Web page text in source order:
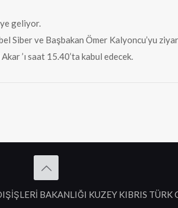
geliyor.
Siber ve Başbakan Ömer Kalyoncu’yu
’ı saat 15.40’ta kabul edecek.
BAKANLIĞI KUZEY KIBRIS TÜRK